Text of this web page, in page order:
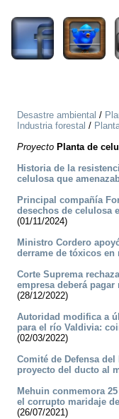
Desastre ambiental /
Industria forestal /
Proyecto Planta de
Historia de la
celulosa que
Principal compañía
desechos de celulosa
(01/11/2024)
Ministro Cordero
derrame de tóxicos en
Corte Suprema
empresa deberá
(28/12/2022)
Autoridad modifica a
para el río Valdivia:
(02/03/2022)
Comité de Defensa
proyecto del ducto al
Mehuin conmemora
el corrupto maridaje
(26/07/2021)